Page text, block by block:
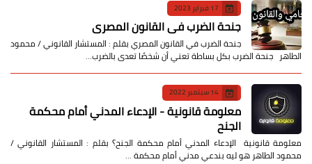
17 فبراير 2023
جنحة الضرب في القانون المصري
جنحة الضرب في القانون المصري بقلم : المستشار القانوني / محمود
الطاهر جنحة الضرب بكل بساطة تعني أن شخصًا تعدى بالضرب…
14 سبتمبر 2022
معلومة قانونية - الإدعاء المدني أمام محكمة
الجنح
معلومة قانونية الإدعاء المدني أمام محكمة الجنح؟ بقلم : المستشار القانوني /
محمود الطاهر هو ليه بندعي مدني أمام محكمة …